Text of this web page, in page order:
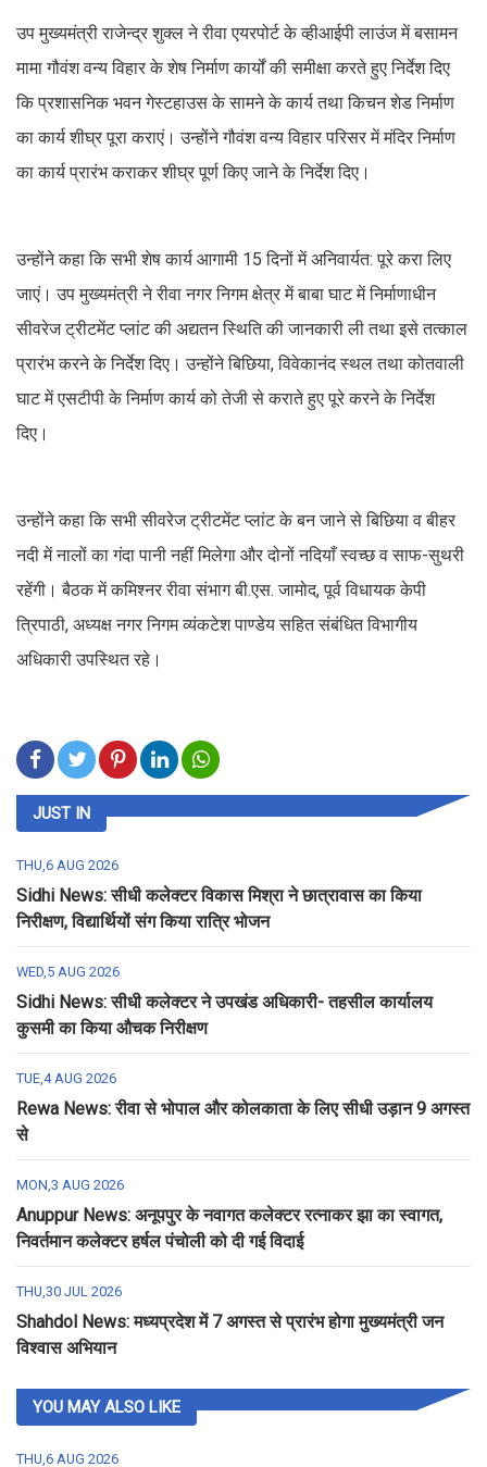
उप मुख्यमंत्री राजेन्द्र शुक्ल ने रीवा एयरपोर्ट के व्हीआईपी लाउंज में बसामन
मामा गौवंश वन्य विहार के शेष निर्माण कार्यों की समीक्षा करते हुए निर्देश दिए
कि प्रशासनिक भवन गेस्टहाउस के सामने के कार्य तथा किचन शेड निर्माण
का कार्य शीघ्र पूरा कराएं। उन्होंने गौवंश वन्य विहार परिसर में मंदिर निर्माण
का कार्य प्रारंभ कराकर शीघ्र पूर्ण किए जाने के निर्देश दिए।
उन्होंने कहा कि सभी शेष कार्य आगामी 15 दिनों में अनिवार्यत: पूरे करा लिए
जाएं। उप मुख्यमंत्री ने रीवा नगर निगम क्षेत्र में बाबा घाट में निर्माणाधीन
सीवरेज ट्रीटमेंट प्लांट की अद्यतन स्थिति की जानकारी ली तथा इसे तत्काल
प्रारंभ करने के निर्देश दिए। उन्होंने बिछिया, विवेकानंद स्थल तथा कोतवाली
घाट में एसटीपी के निर्माण कार्य को तेजी से कराते हुए पूरे करने के निर्देश
दिए।
उन्होंने कहा कि सभी सीवरेज ट्रीटमेंट प्लांट के बन जाने से बिछिया व बीहर
नदी में नालों का गंदा पानी नहीं मिलेगा और दोनों नदियाँ स्वच्छ व साफ-सुथरी
रहेंगी। बैठक में कमिश्नर रीवा संभाग बी.एस. जामोद, पूर्व विधायक केपी
त्रिपाठी, अध्यक्ष नगर निगम व्यंकटेश पाण्डेय सहित संबंधित विभागीय
अधिकारी उपस्थित रहे।
JUST IN
THU,6 AUG 2026
Sidhi News: सीधी कलेक्टर विकास मिश्रा ने छात्रावास का किया
निरीक्षण, विद्यार्थियों संग किया रात्रि भोजन
WED,5 AUG 2026
Sidhi News: सीधी कलेक्टर ने उपखंड अधिकारी- तहसील कार्यालय
कुसमी का किया औचक निरीक्षण
TUE,4 AUG 2026
Rewa News: रीवा से भोपाल और कोलकाता के लिए सीधी उड़ान 9 अगस्त
से
MON,3 AUG 2026
Anuppur News: अनूपपुर के नवागत कलेक्टर रत्नाकर झा का स्वागत,
निवर्तमान कलेक्टर हर्षल पंचोली को दी गई विदाई
THU,30 JUL 2026
Shahdol News: मध्यप्रदेश में 7 अगस्त से प्रारंभ होगा मुख्यमंत्री जन
विश्वास अभियान
YOU MAY ALSO LIKE
THU,6 AUG 2026